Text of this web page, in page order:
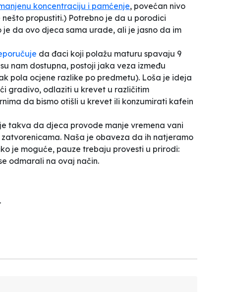
koncentraciju i pamćenje, povećan nivo
propustiti.) Potrebno je da u porodici
da ovo djeca sama urade, ali je jasno da im
da đaci koji polažu maturu spavaju 9
nam dostupna, postoji jaka veza između
pola ocjene razlike po predmetu). Loša je ideja
gradivo, odlaziti u krevet u različitim
da bismo otišli u krevet ili konzumirati kafein
je takva da djeca provode manje vremena vani
Naša je obaveza da ih natjeramo
je moguće, pauze trebaju provesti u prirodi:
odmarali na ovaj način.
.